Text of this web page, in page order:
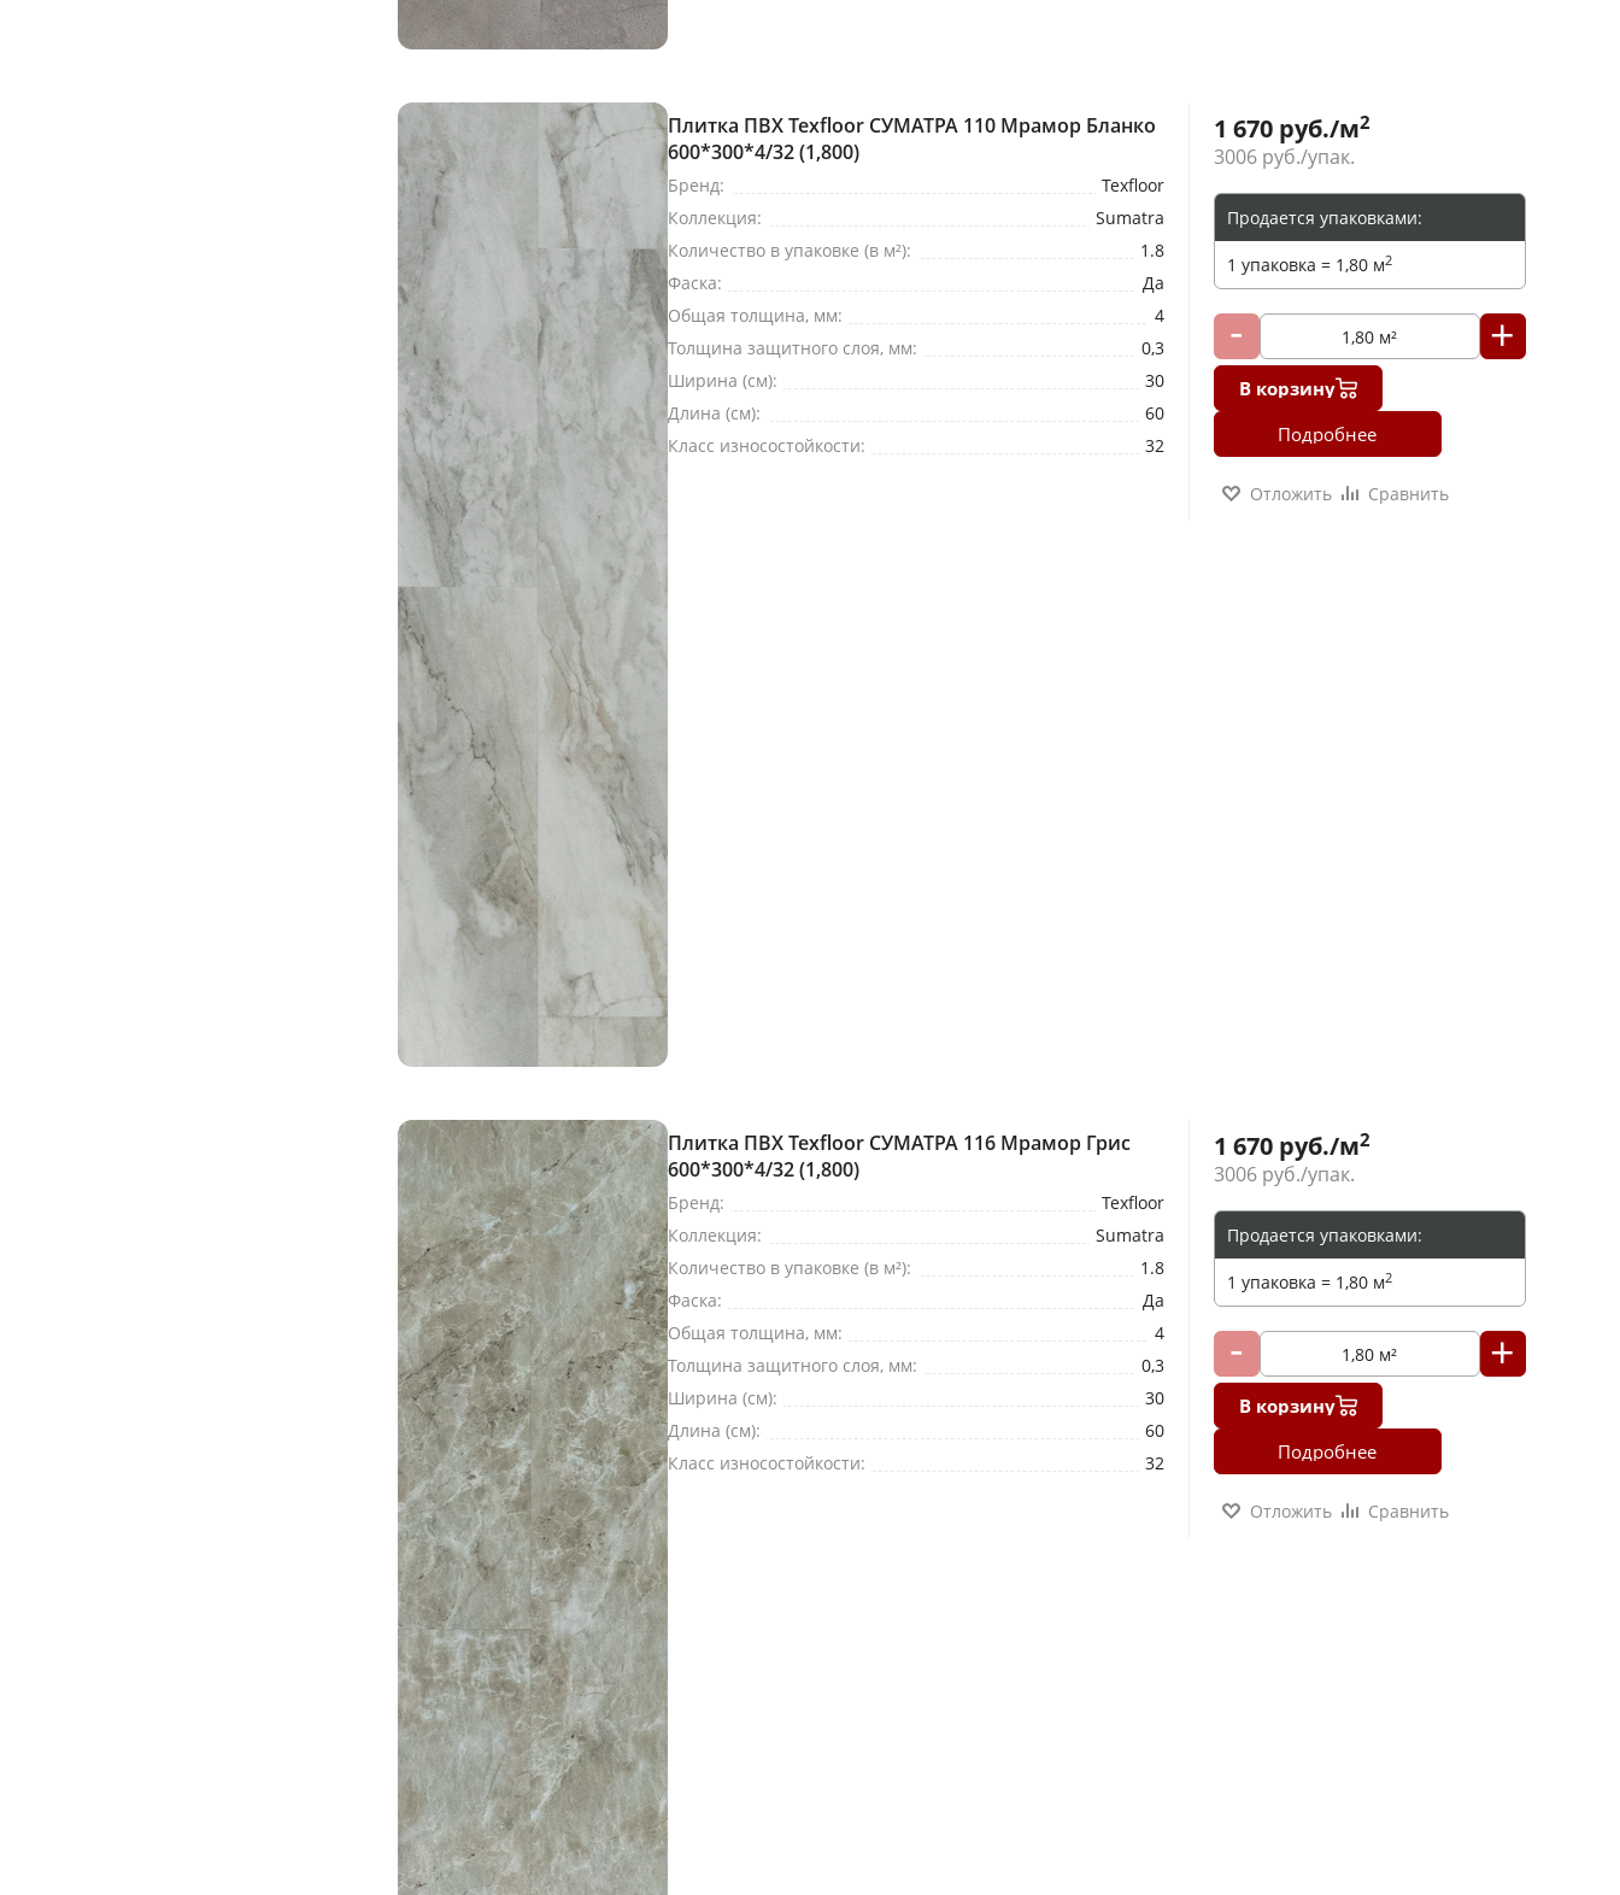
Плитка ПВХ Texfloor СУМАТРА 110 Мрамор Бланко
600*300*4/32 (1,800)
Бренд:
Texfloor
Коллекция:
Sumatra
Количество в упаковке (в м²):
1.8
Фаска:
Да
Общая толщина, мм:
4
Толщина защитного слоя, мм:
0,3
Ширина (см):
30
Длина (см):
60
Класс износостойкости:
32
1 670руб./м2
3006руб./упак.
Продается упаковками:
1 упаковка = 1,80 м2
В корзину
Подробнее
Отложить Сравнить
Плитка ПВХ Texfloor СУМАТРА 116 Мрамор Грис
600*300*4/32 (1,800)
Бренд:
Texfloor
Коллекция:
Sumatra
Количество в упаковке (в м²):
1.8
Фаска:
Да
Общая толщина, мм:
4
Толщина защитного слоя, мм:
0,3
Ширина (см):
30
Длина (см):
60
Класс износостойкости:
32
1 670руб./м2
3006руб./упак.
Продается упаковками:
1 упаковка = 1,80 м2
В корзину
Подробнее
Отложить Сравнить
Ваше имя
Телефон*
E-mail
Комментарий
Я согласен на
*